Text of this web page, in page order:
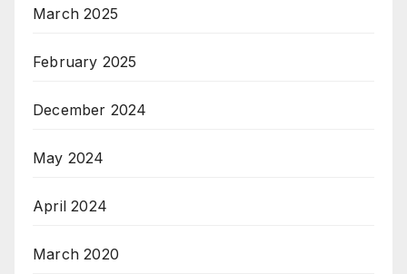
March 2025
February 2025
December 2024
May 2024
April 2024
March 2020